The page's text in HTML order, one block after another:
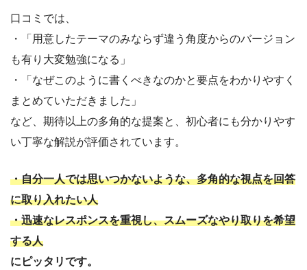
口コミでは、
・「用意したテーマのみならず違う角度からのバージョン
も有り大変勉強になる」
・「なぜこのように書くべきなのかと要点をわかりやすく
まとめていただきました」
など、期待以上の多角的な提案と、初心者にも分かりやす
い丁寧な解説が評価されています。
・自分一人では思いつかないような、多角的な視点を回答
に取り入れたい人
・迅速なレスポンスを重視し、スムーズなやり取りを希望
する人
にピッタリです。